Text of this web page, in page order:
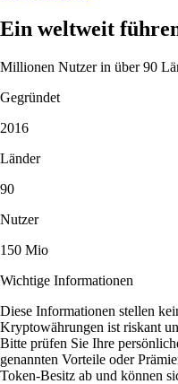
Ein weltweit
Millionen Nutzer in über 90
Gegründet
2016
Länder
90
Nutzer
150 Mio
Wichtige Informationen
Diese Informationen stellen
Kryptowährungen ist riskant
Bitte prüfen Sie Ihre
genannten Vorteile oder
Token-Besitz ab und können